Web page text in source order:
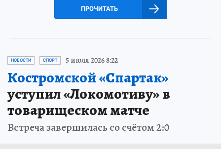
ПРОЧИТАТЬ
НОВОСТИ СПОРТ 5 июля 2026 8:22
Костромской «Спартак»
уступил «Локомотиву» в
товарищеском матче
Встреча завершилась со счётом 2:0